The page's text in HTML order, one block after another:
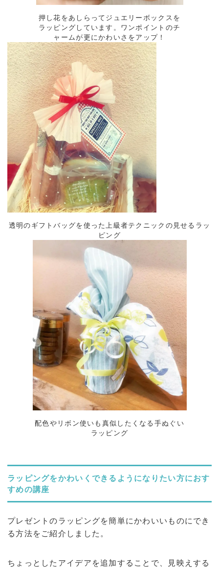
押し花をあしらってジュエリーボックスを
ラッピングしています。ワンポイントのチ
ャームが更にかわいさをアップ！
透明のギフトバッグを使った上級者テクニックの見せるラッ
ピング
配色やリボン使いも真似したくなる手ぬぐい
ラッピング
ラッピングをかわいくできるようになりたい方におす
すめの講座
プレゼントのラッピングを簡単にかわいいものにでき
る方法をご紹介しました。
ちょっとしたアイデアを追加することで、見映えする